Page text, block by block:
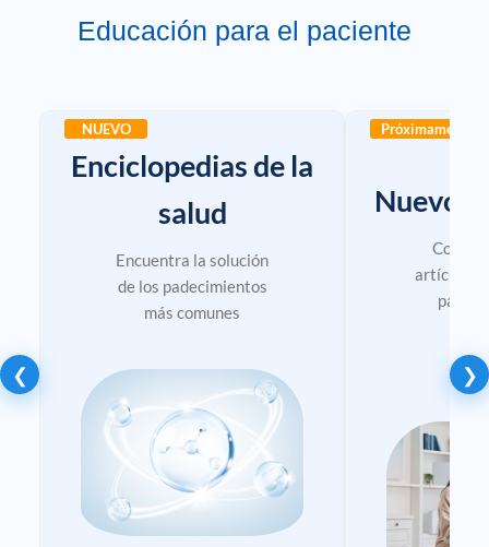
Educación para el paciente
❮
NUEVO
Enciclopedias de la
salud
Encuentra la solución
de los padecimientos
más comunes
Próximamente
Nuevos
artículos
para
❯